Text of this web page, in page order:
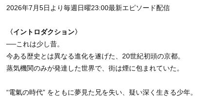
2026年7月5日より毎週日曜23:00最新エピソード配信
〈イントロダクション〉
──これは少し昔。
今ある歴史とは異なる進化を遂げた、20世紀初頭の京都。
蒸気機関のみが発達した世界で、街は煙に包まれていた。
“電氣の時代” をともに夢見た兄を失い、疑い深く生きる少年。